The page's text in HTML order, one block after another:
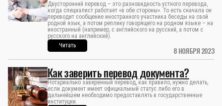
8 НОЯБРЯ 2023
Двусторонний перевод – это разновидность устного перевода,
когда специалист работает «в обе стороны». То есть сначала он
переводит сообщение иностранного участника беседы на свой
родной язык, а потом реплику говорящего на родном языке – на
иностранный (например, с английского на русский, а потом с
русского на английский).
Читать
Как заверить перевод документа?
Нотариально заверенный перевод, как правило, нужно делать,
если документ имеет официальный статус либо его в
дальнейшем необходимо предоставлять в государственные
институции.